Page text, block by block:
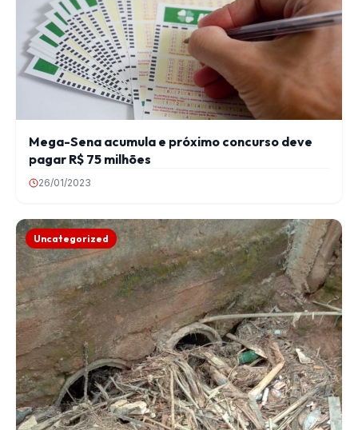
Mega-Sena acumula e próximo concurso deve
pagar R$ 75 milhões
26/01/2023
Uncategorized